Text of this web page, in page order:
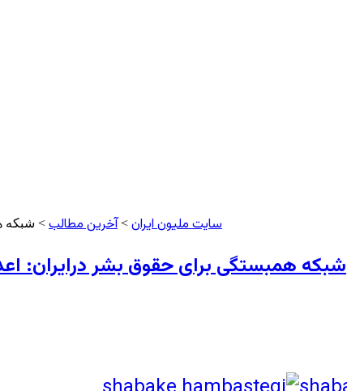
سایت ملیون ایران >آخرین مطالب > شبکه
شبکه همبستگی برای حقوق بشر درایران: